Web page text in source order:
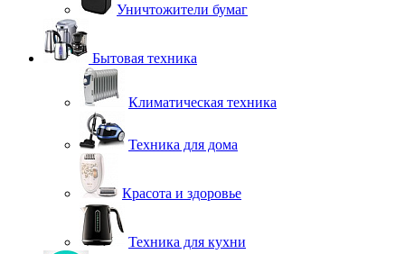
Уничтожители бумаг
Бытовая техника
Климатическая техника
Техника для дома
Красота и здоровье
Техника для кухни